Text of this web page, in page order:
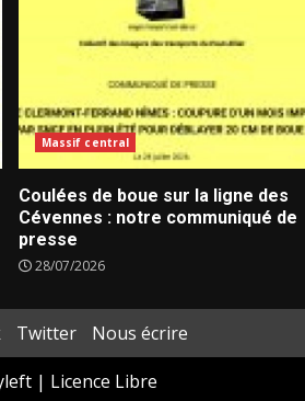
Massif central
Coulées de boue sur la ligne des
Cévennes : notre communiqué de
presse
28/07/2026
Twitter
Nous écrire
| Licence Libre